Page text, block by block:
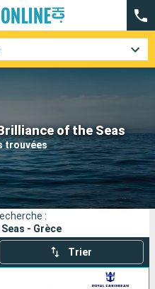
of the Seas
trouvées
Compagnies
:
- Grèce
Trier